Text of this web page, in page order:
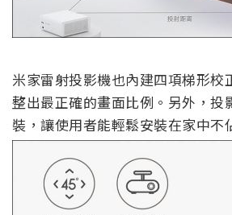
米家雷射投影機也內建四項梯形校
整出最正確的畫面比例。另外，投
裝，讓使用者能輕鬆安裝在家中不